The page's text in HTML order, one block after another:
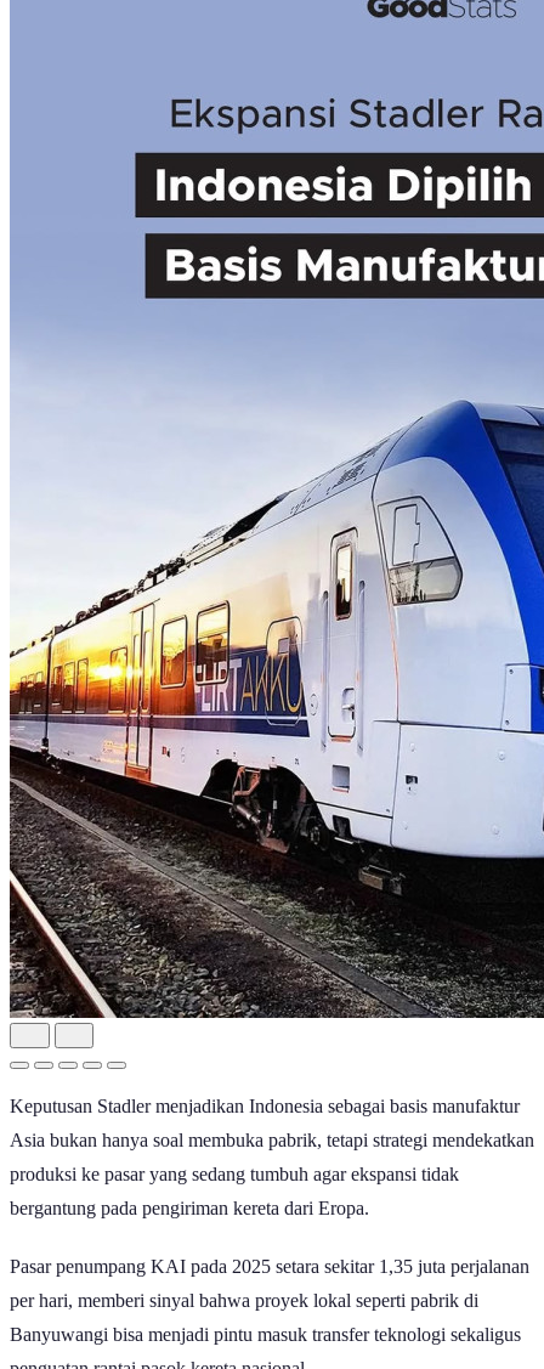
Keputusan Stadler menjadikan Indonesia sebagai basis manufaktur
Asia bukan hanya soal membuka pabrik, tetapi strategi mendekatkan
produksi ke pasar yang sedang tumbuh agar ekspansi tidak
bergantung pada pengiriman kereta dari Eropa.
Pasar penumpang KAI pada 2025 setara sekitar 1,35 juta perjalanan
per hari, memberi sinyal bahwa proyek lokal seperti pabrik di
Banyuwangi bisa menjadi pintu masuk transfer teknologi sekaligus